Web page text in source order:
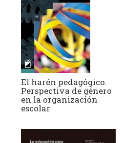
El harén pedagógico.
Perspectiva de género
en la organización
escolar